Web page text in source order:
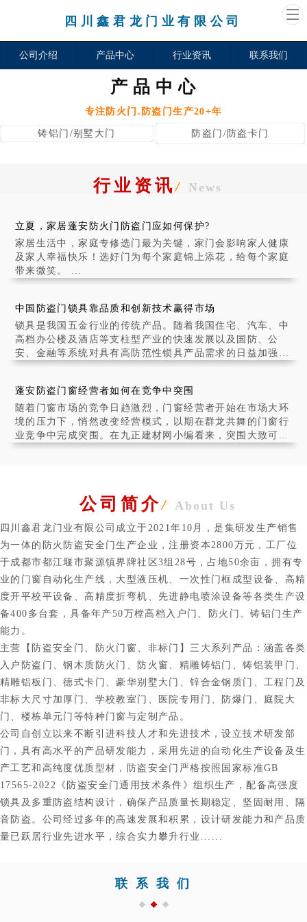
四川鑫君龙门业有限公司
公司介绍 产品中心 行业资讯 联系我们
产品中心
专注防火门.防盗门生产20+年
铸铝门/别墅大门 防盗门/防盗卡门
行业资讯/ News
立夏，家居蓬安防火门防盗门应如何保护?
家居生活中，家庭专修选门最为关键，家门会影响家人健康
及家人幸福快乐！选好门为每个家庭锦上添花，给每个家庭
带来微笑。
通过了解防火门在建筑中
中国防盗门锁具靠品质和创新技术赢得市场
锁具是我国五金行业的传统产品。随着我国住宅、汽车、中
高档办公楼及酒店等支柱型产业的快速发展以及国防、公
安、金融等系统对具有高防范性锁具产品需求的日益加强，
锁具产业在我国呈现出快速发展之势。全行业产品质
蓬安防盗门窗经营者如何在竞争中突围
随着门窗市场的竞争日趋激烈，门窗经营者开始在市场大环
境的压力下，悄然改变经营模式，以期在群龙共舞的门窗行
业竞争中完成突围。在九正建材网小编看来，突围大致可以
采取以下几种方式：
公司简介/ About Us
四川鑫君龙门业有限公司成立于2021年10月，是集研发生产销售
为一体的防火防盗安全门生产企业，注册资本2800万元，工厂位
于成都市都江堰市聚源镇界牌社区3组28号，占地50余亩，拥有专
业的门窗自动化生产线，大型液压机、一次性门框成型设备、高精
度开平校平设备、高精度折弯机、先进静电喷涂设备等各类生产设
备400多台套，具备年产50万樘高档入户门、防火门、铸铝门生产
能力。
主营【防盗安全门、防火门窗、非标门】三大系列产品：涵盖各类
入户防盗门、钢木质防火门、防火窗、精雕铸铝门、铸铝装甲门、
精雕铝板门、德式卡门、豪华别墅大门、锌合金钢质门、工程门及
非标大尺寸加厚门、学校教室门、医院专用门、防爆门、庭院大
门、楼栋单元门等特种门窗与定制产品。
公司自创立以来不断引进科技人才和先进技术，设立技术研发部
门，具有高水平的产品研发能力，采用先进的自动化生产设备及生
产工艺和高纯度优质型材，防盗安全门严格按照国家标准GB
17565-2022《防盗安全门通用技术条件》组织生产，配备高强度
锁具及多重防盗结构设计，确保产品质量长期稳定、坚固耐用、隔
音防盗。公司经过多年的高速发展和积累，设计研发能力和产品质
量已跃居行业先进水平，综合实力攀升行业......
联系我们